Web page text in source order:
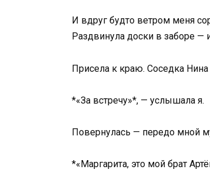
И вдруг будто ветром меня
Раздвинула доски в заборе —
Присела к краю. Соседка Нина
*«За встречу»*, — услышала я.
Повернулась — передо мной
*«Маргарита, это мой брат